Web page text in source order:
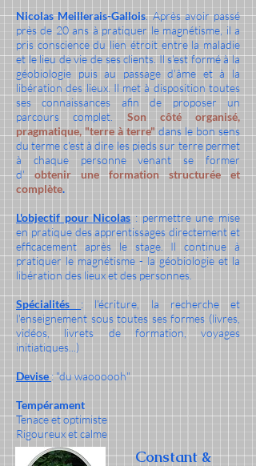
Nicolas Meillerais-Gallois. Après avoir passé
près de 20 ans à pratiquer le magnétisme, il a
pris conscience du lien étroit entre la maladie
et le lieu de vie de ses clients. Il s'est formé à la
géobiologie puis au passage d'âme et à la
libération des lieux. Il met à disposition toutes
ses connaissances afin de proposer un
parcours complet.
Son côté organisé,
pragmatique, "terre à terre" dans le bon sens
du terme c'est à dire les pieds sur terre permet
à chaque personne venant se former
d'obtenir une formation structurée et
complète.
L'objectif pour Nicolas : permettre une mise
en pratique des apprentissages directement et
efficacement après le stage. Il continue à
pratiquer le magnétisme - la géobiologie et la
libération des lieux et des personnes.
Spécialités : l'écriture, la recherche et
l'enseignement sous toutes ses formes (livres,
vidéos, livrets de formation, voyages
initiatiques...)
Devise: "du waoooooh"
Tempérament
Tenace et optimiste
Rigoureux et calme
Constant &